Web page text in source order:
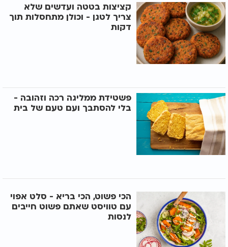
קציצות בטטה ועדשים שלא
צריך לטגן - וכולן מתחסלות תוך
דקות
פשטידת ממליגה רכה וזהובה -
בלי להסתבך ועם טעם של בית
הכי פשוט, הכי בריא - סלט אפוי
עם טוויסט שאתם פשוט חייבים
לנסות